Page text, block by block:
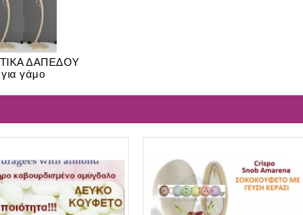
ΔΑΠΕΔΟΥ
για γάμο